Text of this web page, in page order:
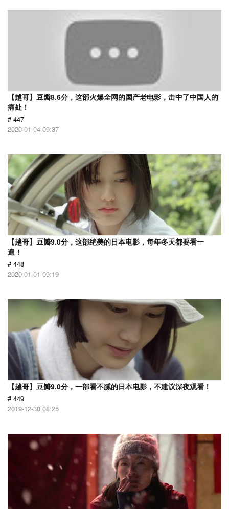
【越哥】豆瓣8.6分，这部火爆全网的国产老电影，击中了中国人的
痛处！
# 447
2020-01-04 09:37
【越哥】豆瓣9.0分，这部绝美的日本电影，每年冬天都要看一
遍！
# 448
2020-01-01 09:19
【越哥】豆瓣9.0分，一部看不腻的日本电影，不建议深夜观看！
# 449
2019-12-30 08:25